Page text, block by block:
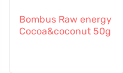
Bombus Raw energy
Cocoa&coconut 50g